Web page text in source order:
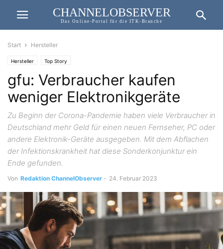
CHANNELOBSERVER
Das Online-Portal für die ITK-Branche
Start Hersteller
Hersteller Top Story
gfu: Verbraucher kaufen
weniger Elektronikgeräte
Zu Beginn der Corona-Pandemie haben viele Verbraucher in
Deutschland mehr Geld für einen neuen Fernseher, PC oder
andere Elektronik-Geräte ausgegeben. Mit dem Abflachen
der Infektionskrankheit hat diese Sonderkonjunktur ein
Ende gefunden.
Von Redaktion ChannelObserver - 24. Februar 2023